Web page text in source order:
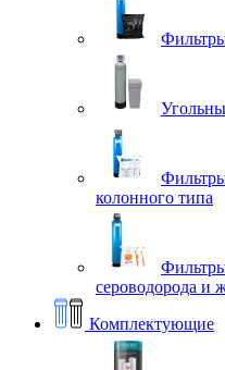
колонного типа
сероводорода и
Комплектующие